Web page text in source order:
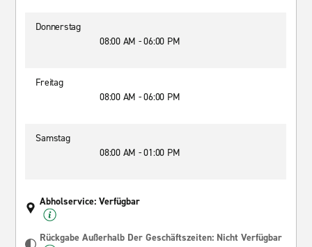
Donnerstag
08:00 AM - 06:00 PM
Freitag
08:00 AM - 06:00 PM
Samstag
08:00 AM - 01:00 PM
Abholservice: Verfügbar
Rückgabe Außerhalb Der Geschäftszeiten: Nicht Verfügbar